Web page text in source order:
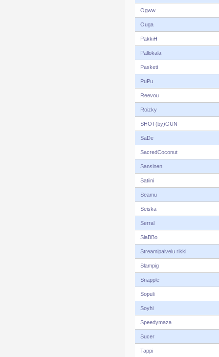
Ogww
Ouga
PakkiH
Pallokala
Pasketi
PuPu
Reevou
Roizky
SHOT(by)GUN
SaDe
SacredCoconut
Sansinen
Satiini
Seamu
Seiska
Serral
SiaBBo
Streamipalvelu rikki
Slampig
Snapple
Sopuli
Soyhi
Speedymaza
Sucer
Tappi